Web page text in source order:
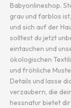
Babyonlineshop.
grau und farblos
und sich auf der
solltest du jetzt
eintauchen und
ökologischen
und fröhliche
Details und lasse
verzaubern, die
hessnatur bietet